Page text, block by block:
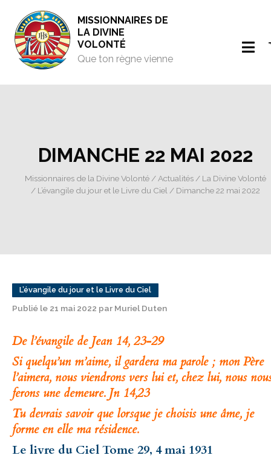
MISSIONNAIRES DE
LA DIVINE
VOLONTÉ
Que ton règne vienne
DIMANCHE 22 MAI 2022
Missionnaires de la Divine Volonté/ Actualités/ La Divine Volonté
/ L’évangile du jour et le Livre du Ciel / Dimanche 22 mai 2022
L’évangile du jour et le Livre du Ciel
Publié le 21 mai 2022 par Muriel Duten
De l’évangile de Jean 14, 23-29
Si quelqu’un m’aime, il gardera ma parole ; mon Père
l’aimera, nous viendrons vers lui et, chez lui, nous
ferons une demeure. Jn 14,23
Tu devrais savoir que lorsque je choisis une âme, je
forme en elle ma résidence.
Le livre du Ciel Tome 29, 4 mai 1931